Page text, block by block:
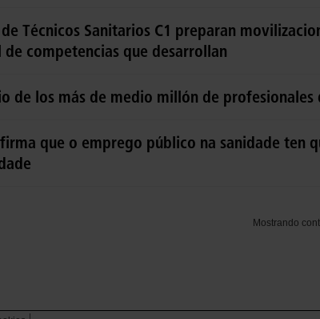
Técnicos Sanitarios C1 preparan
competencias que desarrollan
de los más de medio millón de profesionales
que o emprego público na sanidade ten
Mostrando